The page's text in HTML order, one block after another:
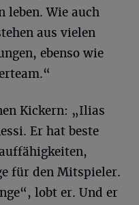
leben. Wie auch
aus vielen
ebenso wie
Kickern: „Ilias
Er hat beste
für den Mitspieler.
lobt er. Und er